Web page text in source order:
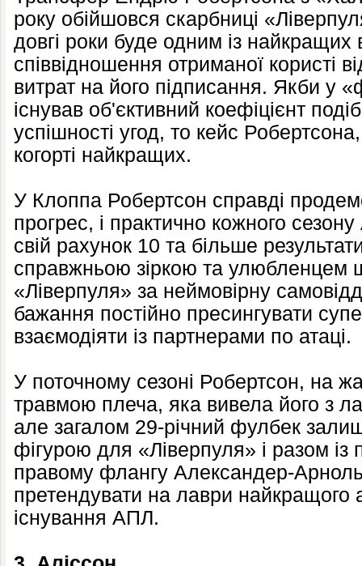
року обійшовся скарбниці
довгі роки буде одним із найкращих в
співвідношення отриманої користі
витрат на його підписання. Якби у
існував об'єктивний коефіцієнт
успішності угод, то кейс
когорті найкращих.
У Клоппа Робертсон справді
прогрес, і практично кожного
свій рахунок 10 та більше
справжньою зіркою та улюбленцем
«Ліверпуля» за неймовірну
бажання постійно пресингувати
взаємодіяти із партнерами по атаці.
У поточному сезоні Робертсон, на
травмою плеча, яка вивела його з
але загалом 29-річний фулбек
фігурою для «Ліверпуля» і разом
правому флангу Александер-
претендувати на лаври найкращого
існування АПЛ.